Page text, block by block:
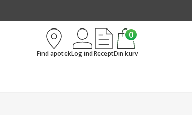
Find apotekLog indRecept
0
Din kurv